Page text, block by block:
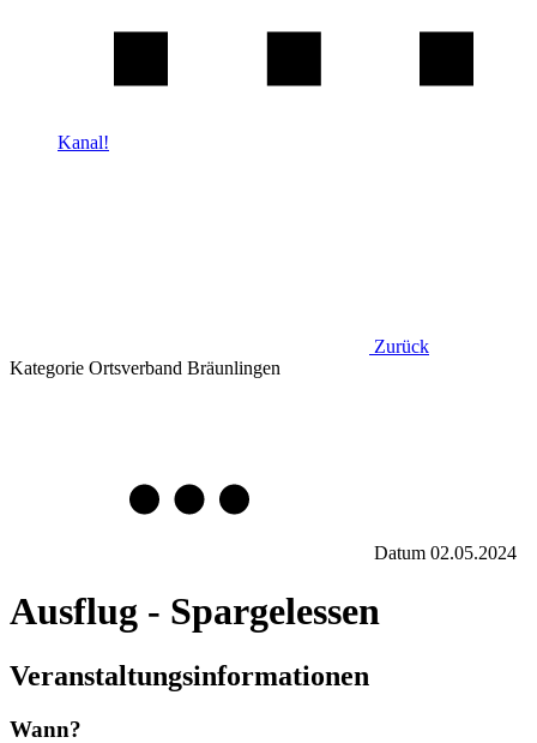
Kanal!
Zurück
Kategorie Ortsverband Bräunlingen
Datum 02.05.2024
Ausflug - Spargelessen
Veranstaltungsinformationen
Wann?